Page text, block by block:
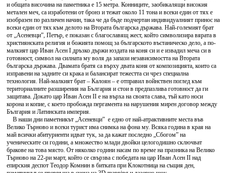
и общата височина на паметника е 15 метра. Конниците, заобикалящи високия
метален меч, са изработени от бронз и тежат около 11 тона и всеки един от тях е
изобразен по различен начин, така че да бъде подчертан индивидуалният принос на
всеки един от тях към делото на Втората българска държава. Най-големият брат
от „Асеневци”, Петър, е показан с благославящ жест, който символизира вярата в
християнската религия и божията помощ за българското въстаническо дело, а по-
малкият цар Иван Асен I дръзко държи юздата на коня си и е извадил меча си в
готовност, символ на силната му воля да запази независимостта на Втората
българска държава. Двамата братя са върху двата коня от композицията, които са
изправени на задните си крака и балансират тежестта си чрез специална
технология. Най-малкият брат – Калоян – е отправил войнствен поглед към
териториалните разширения на България и стои в предпазлива готовност да ги
защитава. Докато цар Иван Асен II е на върха на своята слава, тъй като носи
корона и копие, с което пробожда пергамента на нарушения мирен договор между
България и Латинската империя.
В наши дни паметникът „Асеневци” е едно от най-атрактивните места във
Велико Търново и всеки турист има снимка на фона му. Всяка година в края на
май всички абитуриенти идват тук, за да кажат последно „Сбогом” на
ученическите си години, а множество млади двойки целогодишно сключват
бракове на това място. От няколко години насам по време на празника на Велико
Търново на 22-ри март, който се свързва с победата на цар Иван Асен II над
епирския деспот Теодор Комнин в битката при Клокотница на същия ден,